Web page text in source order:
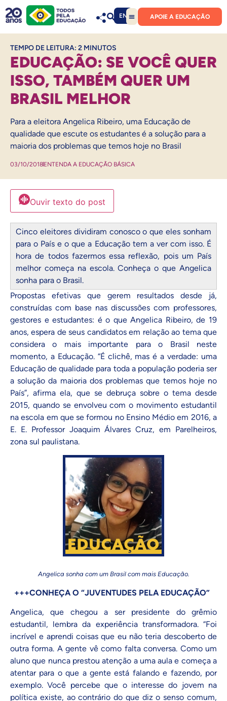
EN APOIE A EDUCAÇÃO
TEMPO DE LEITURA: 2 MINUTOS
EDUCAÇÃO: SE VOCÊ QUER
ISSO, TAMBÉM QUER UM
BRASIL MELHOR
Para a eleitora Angelica Ribeiro, uma Educação de
qualidade que escute os estudantes é a solução para a
maioria dos problemas que temos hoje no Brasil
03/10/2018ENTENDA A EDUCAÇÃO BÁSICA
Ouvir texto do post
Cinco eleitores dividiram conosco o que eles sonham
para o País e o que a Educação tem a ver com isso. É
hora de todos fazermos essa reflexão, pois um País
melhor começa na escola. Conheça o que Angelica
sonha para o Brasil.
Propostas efetivas que gerem resultados desde já,
construídas com base nas discussões com professores,
gestores e estudantes: é o que Angelica Ribeiro, de 19
anos, espera de seus candidatos em relação ao tema que
considera o mais importante para o Brasil neste
momento, a Educação. “É clichê, mas é a verdade: uma
Educação de qualidade para toda a população poderia ser
a solução da maioria dos problemas que temos hoje no
País”, afirma ela, que se debruça sobre o tema desde
2015, quando se envolveu com o movimento estudantil
na escola em que se formou no Ensino Médio em 2016, a
E. E. Professor Joaquim Álvares Cruz, em Parelheiros,
zona sul paulistana.
Angelica sonha com um Brasil com mais Educação.
+++CONHEÇA O “JUVENTUDES PELA EDUCAÇÃO”
Angelica, que chegou a ser presidente do grêmio
estudantil, lembra da experiência transformadora. “Foi
incrível e aprendi coisas que eu não teria descoberto de
outra forma. A gente vê como falta conversa. Como um
aluno que nunca prestou atenção a uma aula e começa a
atentar para o que a gente está falando e fazendo, por
exemplo. Você percebe que o interesse do jovem na
política existe, ao contrário do que diz o senso comum,